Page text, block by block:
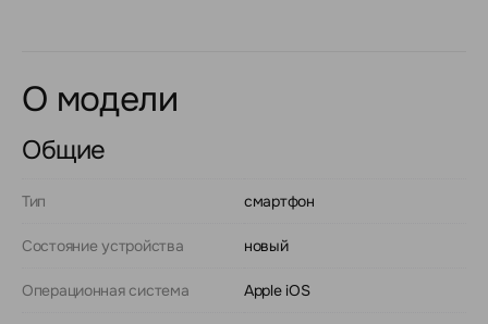
О модели
Общие
Тип смартфон
Состояние устройства новый
Операционная система Apple iOS